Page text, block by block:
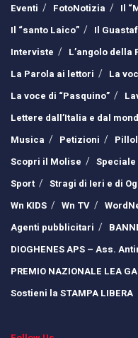
Eventi
FotoNotizia
Il
Il “santo Laico”
Il
Interviste
L’angolo della
La Parola ai lettori
La
La voce di “Pasquino”
Lettere dall’Italia e dal
Musica
Petizioni
Scopri il Molise
Speciale
Sport
Stragi di Ieri e di
Wn KIDS
Wn TV
Agenti pubblicitari
DIOGHENES APS – Ass.
PREMIO NAZIONALE LEA
Sostieni la STAMPA LIBERA